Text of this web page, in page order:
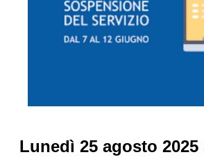
Lunedì 25 agosto 2025